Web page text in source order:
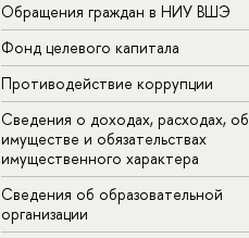
Обращения граждан в НИУ ВШЭ
Фонд целевого капитала
Противодействие коррупции
Сведения о доходах, расходах, об
имуществе и обязательствах
имущественного характера
Сведения об образовательной
организации